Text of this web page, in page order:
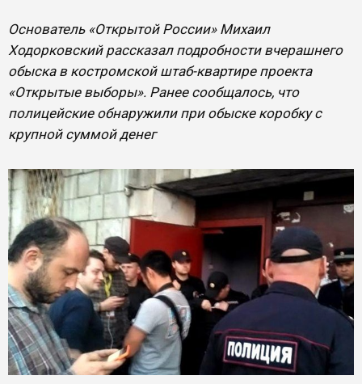
Основатель «Открытой России» Михаил
Ходорковский рассказал подробности вчерашнего
обыска в костромской штаб-квартире проекта
«Открытые выборы». Ранее сообщалось, что
полицейские обнаружили при обыске коробку с
крупной суммой денег